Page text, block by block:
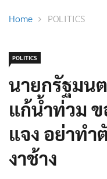
Home POLITICS
POLITICS
นายกรัฐมน
แก้น้ำท่วม ข
แจง อย่าท
งาช้าง